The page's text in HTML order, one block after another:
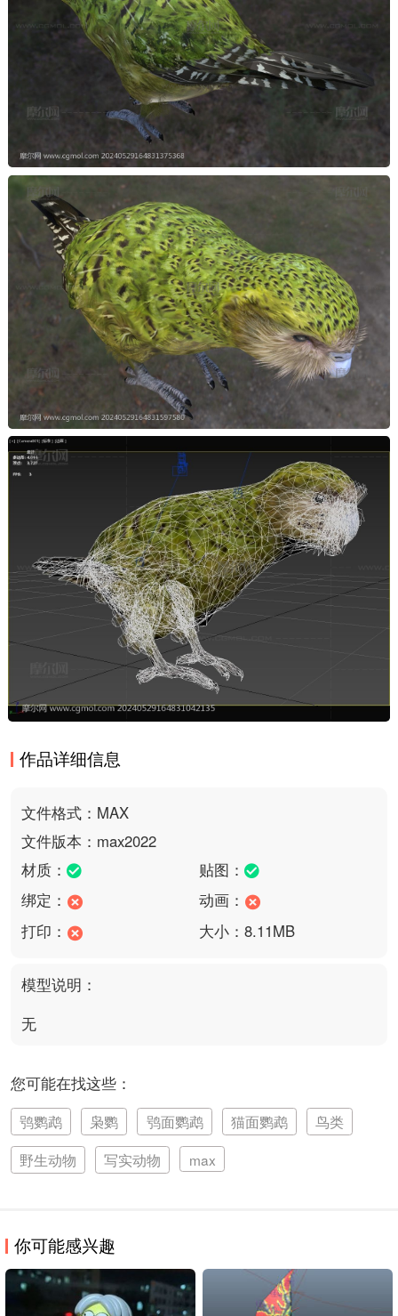
作品详细信息
文件格式：MAX
文件版本：max2022
材质：
贴图：
绑定：
动画：
打印：
大小：8.11MB
模型说明：
无
您可能在找这些：
鸮鹦鹉 枭鹦 鸮面鹦鹉 猫面鹦鹉
鸟类
野生动物
写实动物 max
你可能感兴趣